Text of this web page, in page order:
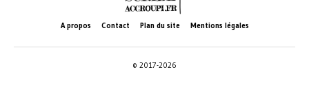
A propos Contact Plan du site Mentions légales
© 2017-2026